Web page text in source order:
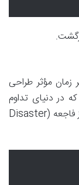
زمان مؤثر طراحی
که در دنیای تداوم
کسب وکار (Business Continuity) و بازیابی از فاجعه (Disaster